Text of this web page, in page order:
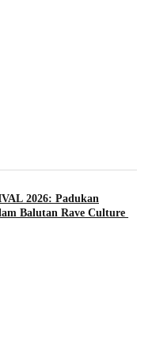
2026: Padukan
Balutan Rave Culture